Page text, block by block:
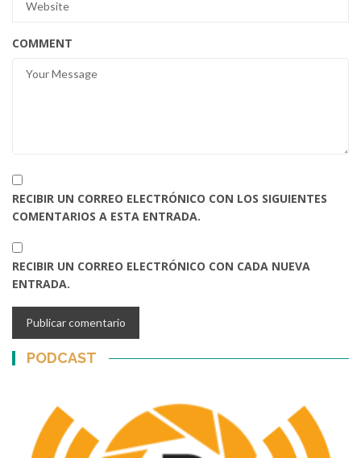
COMMENT
RECIBIR UN CORREO ELECTRÓNICO CON LOS SIGUIENTES
COMENTARIOS A ESTA ENTRADA.
RECIBIR UN CORREO ELECTRÓNICO CON CADA NUEVA
ENTRADA.
PODCAST